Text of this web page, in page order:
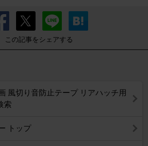
この記事をシェアする
風切り音防止テープ リアハッチ用
索
トップ